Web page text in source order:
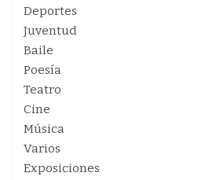
Deportes
Juventud
Baile
Poesía
Teatro
Cine
Música
Varios
Exposiciones